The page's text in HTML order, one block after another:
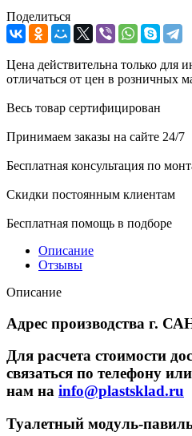
Поделиться
Цена действительна только для
отличаться от цен в розничных
Весь товар сертифицирован
Принимаем заказы на сайте 24/7
Бесплатная консультация по
Скидки постоянным клиентам
Бесплатная помощь в подборе
Описание
Отзывы
Описание
Адрес производства г.
Для расчета стоимости
связаться по телефону
нам на info@plastsklad.ru
Туалетный модуль-